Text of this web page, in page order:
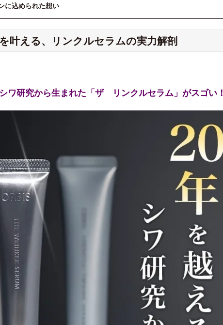
に込められた想い
叶える、リンクルセラムの実力解剖
ワ研究から生まれた「ザ リンクルセラム」がスゴい！